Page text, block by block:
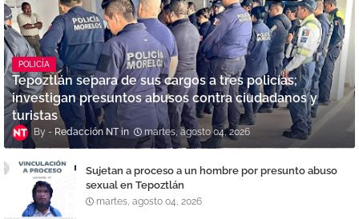
POLICÍA
Tepoztlán separa de sus cargos a tres policías;
investigan presuntos abusos contra ciudadanos y
turistas
Redacción NT martes, agosto 04, 2026
Sujetan a proceso a un hombre por presunto abuso
sexual en Tepoztlán
martes, agosto 04, 2026